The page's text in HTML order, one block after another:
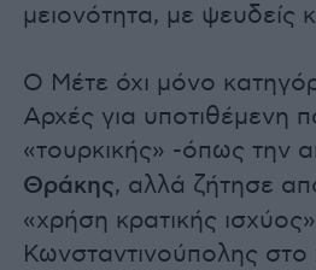
μειονότητα, με ψευδείς
Ο Μέτε όχι μόνο
Αρχές για υποτιθέμενη
«τουρκικής» -όπως την
Θράκης, αλλά ζήτησε
«χρήση κρατικής
Κωνσταντινούπολης στο